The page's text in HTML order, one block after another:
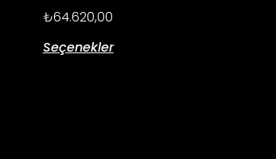
₺64.620,00
Seçenekler